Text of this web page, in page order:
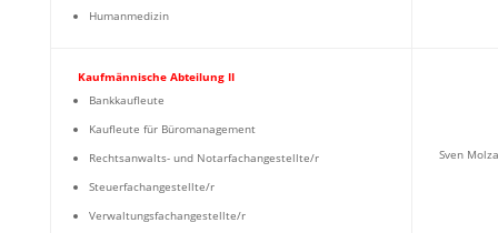
Humanmedizin
Kaufmännische Abteilung II
Bankkaufleute
Kaufleute für Büromanagement
Rechtsanwalts- und Notarfachangestellte/r
Steuerfachangestellte/r
Verwaltungsfachangestellte/r
Sven